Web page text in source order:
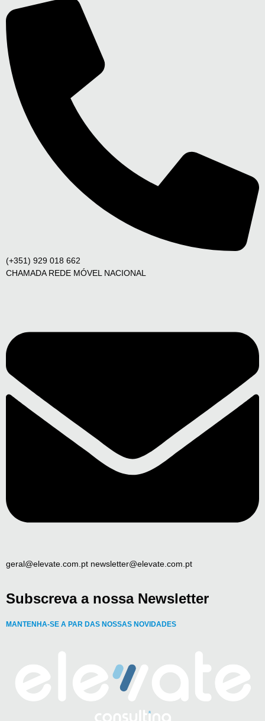
(+351) 929 018 662
CHAMADA REDE MÓVEL NACIONAL
geral@elevate.com.pt newsletter@elevate.com.pt
Subscreva a nossa Newsletter
MANTENHA-SE A PAR DAS NOSSAS NOVIDADES